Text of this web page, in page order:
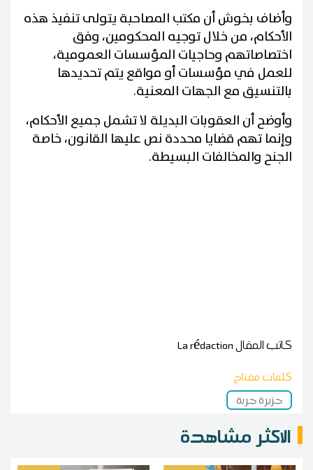
وأضاف بخوش أن مكتب المصاحبة يتولى تنفيذ هذه
الأحكام، من خلال توجيه المحكومين، وفق
اختصاصاتهم وحاجيات المؤسسات العمومية،
للعمل في مؤسسات أو مواقع يتم تحديدها
بالتنسيق مع الجهات المعنية.
وأوضح أن العقوبات البديلة لا تشمل جميع الأحكام،
وإنما تهم قضايا محددة نص عليها القانون، خاصة
الجنح والمخالفات البسيطة.
كاتب المقالLa rédaction
كلمات مفتاح
جزيرة جربة
الاكثر مشاهدة